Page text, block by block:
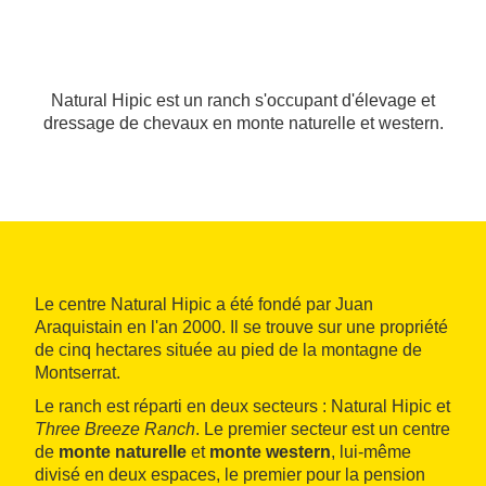
Natural Hipic est un ranch s'occupant d'élevage et
dressage de chevaux en monte naturelle et western.
Le centre Natural Hipic a été fondé par Juan
Araquistain en l'an 2000. Il se trouve sur une propriété
de cinq hectares située au pied de la montagne de
Montserrat.
Le ranch est réparti en deux secteurs : Natural Hipic et
Three Breeze Ranch. Le premier secteur est un centre
de monte naturelle et monte western, lui-même
divisé en deux espaces, le premier pour la pension